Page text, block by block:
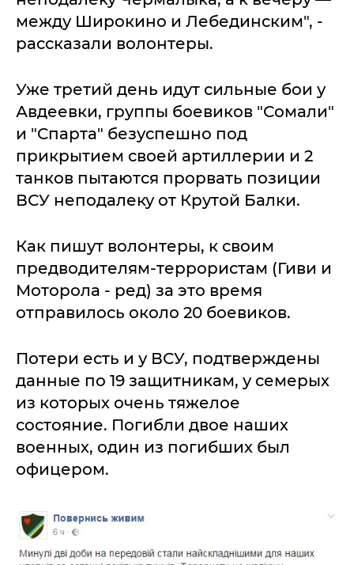
между Широкино и Лебединским", -
рассказали волонтеры.
Уже третий день идут сильные бои у
Авдеевки, группы боевиков "Сомали"
и "Спарта" безуспешно под
прикрытием своей артиллерии и 2
танков пытаются прорвать позиции
ВСУ неподалеку от Крутой Балки.
Как пишут волонтеры, к своим
предводителям-террористам (Гиви и
Моторола - ред) за это время
отправилось около 20 боевиков.
Потери есть и у ВСУ, подтверждены
данные по 19 защитникам, у семерых
из которых очень тяжелое
состояние. Погибли двое наших
военных, один из погибших был
офицером.